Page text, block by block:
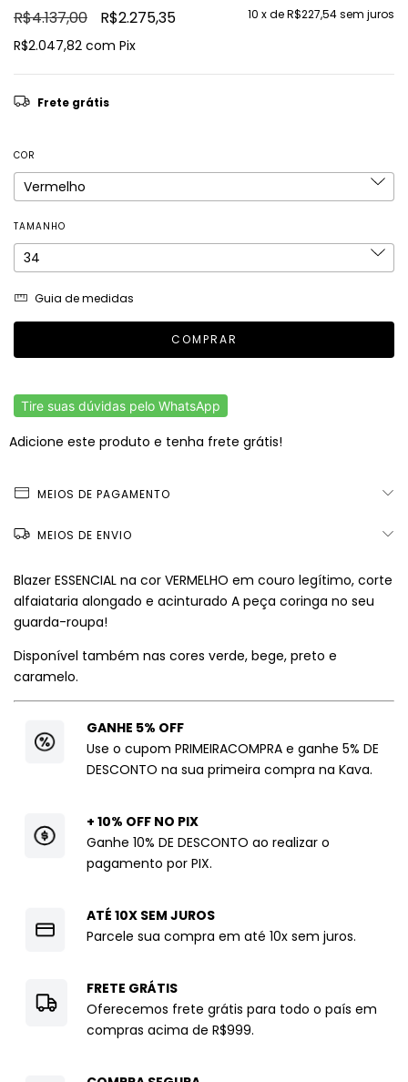
R$4.137,00 R$2.275,35 10 x deR$227,54sem juros
R$2.047,82 com Pix
Frete grátis
COR
TAMANHO
Guia de medidas
Tire suas dúvidas pelo WhatsApp
Adicione este produto e tenha frete grátis!
MEIOS DE PAGAMENTO
MEIOS DE ENVIO
Blazer ESSENCIAL na cor VERMELHO em couro legítimo, corte
alfaiataria alongado e acinturado A peça coringa no seu
guarda-roupa!
Disponível também nas cores verde, bege, preto e
caramelo.
GANHE 5% OFF
Use o cupom PRIMEIRACOMPRA e ganhe 5% DE
DESCONTO na sua primeira compra na Kava.
+ 10% OFF NO PIX
Ganhe 10% DE DESCONTO ao realizar o
pagamento por PIX.
ATÉ 10X SEM JUROS
Parcele sua compra em até 10x sem juros.
FRETE GRÁTIS
Oferecemos frete grátis para todo o país em
compras acima de R$999.